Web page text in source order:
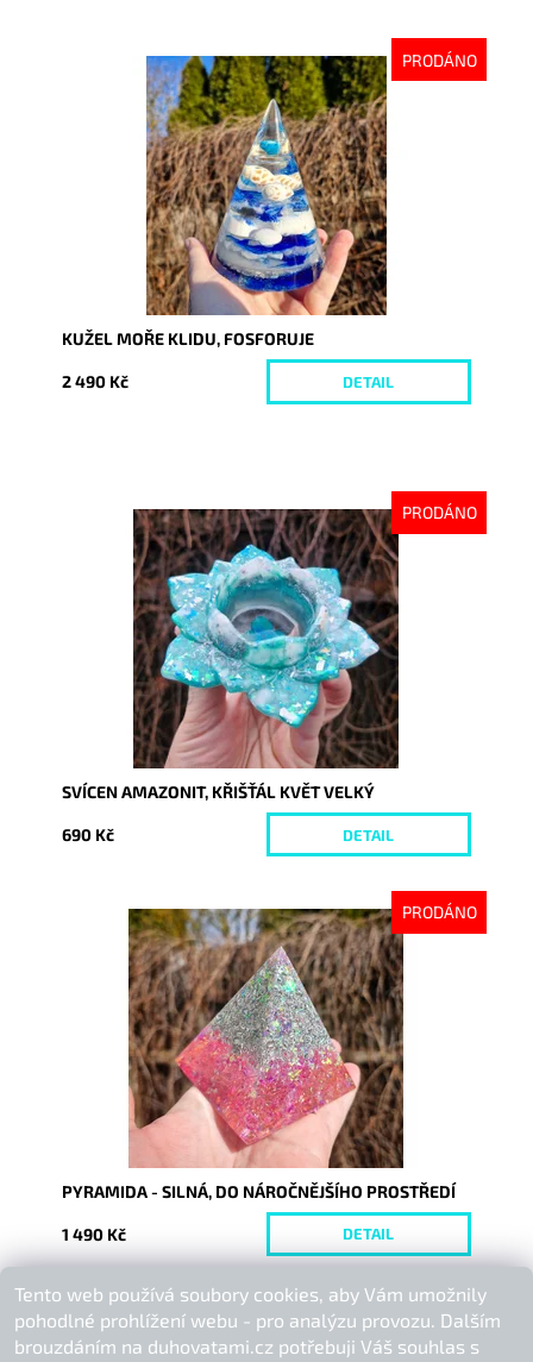
PRODÁNO
Dostupnost:
Vyprodáno
10034
KUŽEL MOŘE KLIDU, FOSFORUJE
2 490 Kč DETAIL
PRODÁNO
Dostupnost:
Vyprodáno
10051
SVÍCEN AMAZONIT, KŘIŠŤÁL KVĚT VELKÝ
690 Kč DETAIL
PRODÁNO
Dostupnost:
Vyprodáno
10115
PYRAMIDA - SILNÁ, DO NÁROČNĚJŠÍHO PROSTŘEDÍ
1 490 Kč DETAIL
Buďte první, kdo napíše příspěvek k této položce.
Přidat komentář
Tento web používá soubory cookies, aby Vám umožnily
pohodlné prohlížení webu - pro analýzu provozu. Dalším
brouzdáním na duhovatami.cz potřebuji Váš souhlas s